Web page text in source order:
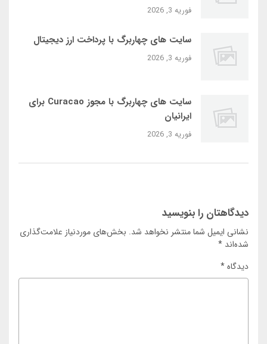
فوریه 3, 2026
سایت‌ های چهاربرگ با پرداخت ارز دیجیتال
فوریه 3, 2026
سایت‌ های چهاربرگ با مجوز Curacao برای
ایرانیان
فوریه 3, 2026
دیدگاهتان را بنویسید
نشانی ایمیل شما منتشر نخواهد شد. بخش‌های موردنیاز علامت‌گذاری
شده‌اند *
دیدگاه*